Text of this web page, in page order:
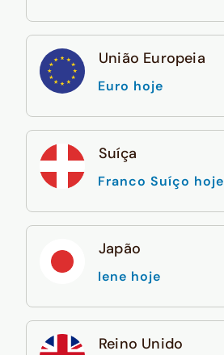
União Europeia
Euro hoje
Suíça
Franco Suíço hoje
Japão
Iene hoje
Reino Unido